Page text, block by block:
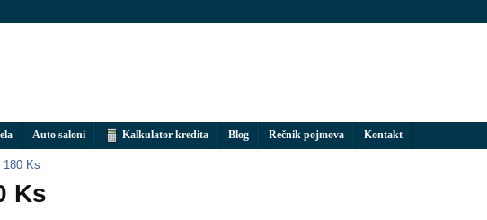
Auto saloni Kalkulator kredita Blog Rečnik pojmova Kontakt
180 Ks
Ks